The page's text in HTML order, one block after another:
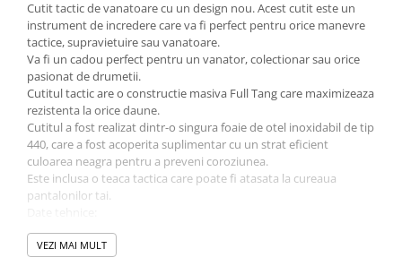
Cutit tactic de vanatoare cu un design nou. Acest cutit este un
instrument de incredere care va fi perfect pentru orice manevre
tactice, supravietuire sau vanatoare.
Va fi un cadou perfect pentru un vanator, colectionar sau orice
pasionat de drumetii.
Cutitul tactic are o constructie masiva Full Tang care maximizeaza
rezistenta la orice daune.
Cutitul a fost realizat dintr-o singura foaie de otel inoxidabil de tip
440, care a fost acoperita suplimentar cu un strat eficient
culoarea neagra pentru a preveni coroziunea.
Este inclusa o teaca tactica care poate fi atasata la cureaua
pantalonilor tai.
Tip lama: neteda
VEZI MAI MULT